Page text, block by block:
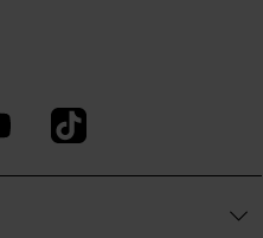
YouTubeTikTok